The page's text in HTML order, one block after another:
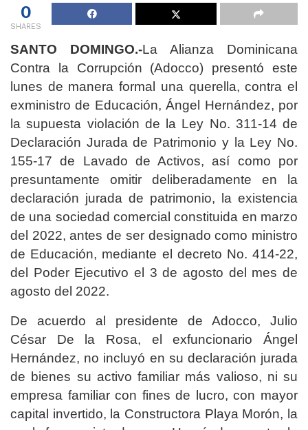
0
SHARES
SANTO DOMINGO.-La Alianza Dominicana
Contra la Corrupción (Adocco) presentó este
lunes de manera formal una querella, contra el
exministro de Educación, Ángel Hernández, por
la supuesta violación de la Ley No. 311-14 de
Declaración Jurada de Patrimonio y la Ley No.
155-17 de Lavado de Activos, así como por
presuntamente omitir deliberadamente en la
declaración jurada de patrimonio, la existencia
de una sociedad comercial constituida en marzo
del 2022, antes de ser designado como ministro
de Educación, mediante el decreto No. 414-22,
del Poder Ejecutivo el 3 de agosto del mes de
agosto del 2022.
De acuerdo al presidente de Adocco, Julio
César De la Rosa, el exfuncionario Ángel
Hernández, no incluyó en su declaración jurada
de bienes su activo familiar más valioso, ni su
empresa familiar con fines de lucro, con mayor
capital invertido, la Constructora Playa Morón, la